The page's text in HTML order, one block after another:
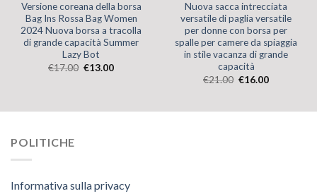
Versione coreana della borsa
Bag Ins Rossa Bag Women
2024 Nuova borsa a tracolla
di grande capacità Summer
Lazy Bot
€17.00 €13.00
Nuova sacca intrecciata
versatile di paglia versatile
per donne con borsa per
spalle per camere da spiaggia
in stile vacanza di grande
capacità
€21.00 €16.00
POLITICHE
Informativa sulla privacy